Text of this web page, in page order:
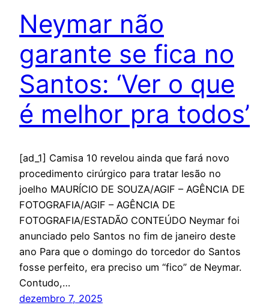
Neymar não
garante se fica no
Santos: ‘Ver o que
é melhor pra todos’
[ad_1] Camisa 10 revelou ainda que fará novo
procedimento cirúrgico para tratar lesão no
joelho MAURÍCIO DE SOUZA/AGIF – AGÊNCIA DE
FOTOGRAFIA/AGIF – AGÊNCIA DE
FOTOGRAFIA/ESTADÃO CONTEÚDO Neymar foi
anunciado pelo Santos no fim de janeiro deste
ano Para que o domingo do torcedor do Santos
fosse perfeito, era preciso um “fico” de Neymar.
Contudo,…
dezembro 7, 2025